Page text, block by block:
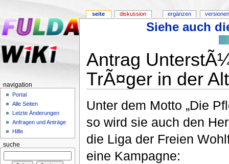
Siehe auch
Antrag
TrÃ¤ger in der
Unter dem Motto „Die
so wird sie auch den
die Liga der Freien
eine Kampagne:
seite diskussion ergänzen
navigation
Portal
Alle Seiten
Letzte Änderungen
Anfragen und Anträge
Hilfe
suche